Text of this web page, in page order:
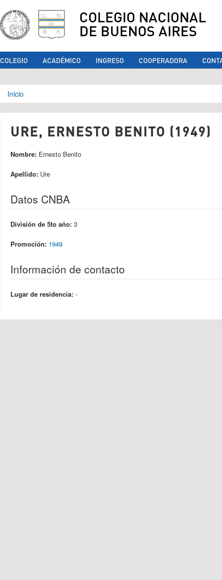
COLEGIO NACIONAL
DE BUENOS AIRES
COLEGIO ACADÉMICO INGRESO COOPERADORA
Se encuentra usted aquí
Inicio
URE, ERNESTO BENITO (1949)
Nombre: Ernesto Benito
Apellido: Ure
Datos CNBA
División de 5to año: 3
Promoción: 1949
Información de contacto
Lugar de residencia: -